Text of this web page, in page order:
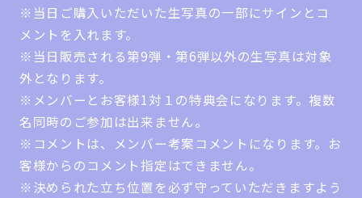
※当日ご購入いただいた生写真の一部にサインとコ
メントを入れます。
※当日販売される第9弾・第6弾以外の生写真は対象
外となります。
※メンバーとお客様1対１の特典会になります。複数
名同時のご参加は出来ません。
※コメントは、メンバー考案コメントになります。お
客様からのコメント指定はできません。
※決められた立ち位置を必ず守っていただきますよう